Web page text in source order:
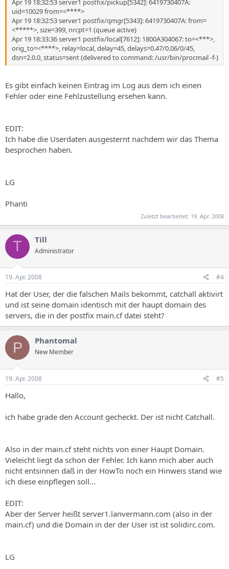
uid=10029 from=<****>
Apr 19 18:32:53 server1 postfix/qmgr[5343]: 6419730407A: from=
<*****>, size=399, nrcpt=1 (queue active)
Apr 19 18:33:36 server1 postfix/local[7612]: 1800A304067: to=<***>,
orig_to=<****>, relay=local, delay=45, delays=0.47/0.06/0/45,
dsn=2.0.0, status=sent (delivered to command: /usr/bin/procmail -f-)
Es gibt einfach keinen Eintrag im Log aus dem ich einen
Fehler oder eine Fehlzustellung ersehen kann.
EDIT:
Ich habe die Userdaten ausgesternt nachdem wir das Thema
besprochen haben.
LG
Phanti
Zuletzt bearbeitet: 19. Apr. 2008
T Till
Administrator
19. Apr. 2008 #4
Hat der User, der die falschen Mails bekommt, catchall aktivirt
und ist seine domain identisch mit der haupt domain des
servers, die in der postfix main.cf datei steht?
P Phantomal
New Member
19. Apr. 2008 #5
Hallo,
ich habe grade den Account gecheckt. Der ist nicht Catchall.
Also in der main.cf steht nichts von einer Haupt Domain.
Vieleicht liegt da schon der Fehler. Ich kann mich aber auch
nicht entsinnen daß in der HowTo noch ein Hinweis stand wie
ich diese einpflegen soll...
EDIT:
Aber der Server heißt server1.lanvermann.com (also in der
main.cf) und die Domain in der der User ist ist solidirc.com.
LG